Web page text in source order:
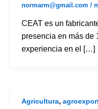
normarm@gmail.com /
CEAT es un
presencia en más de
experiencia en el […]
Agricultura,